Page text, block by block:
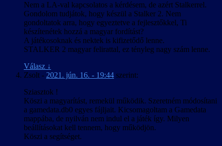
Nem a LA-val kapcsolatos a kérdésem, de azért Stalkerrel.
Gondolom tudjátok, hogy készül a Stalker 2. Nem
gondoltatok arra, hogy egyeztetve a fejlesztőkkel, Ti
készítenétek hozzá a magyar fordítást?
A játékosoknak és nektek is kifizetődő lenne.
STALKER 2 magyar felirattal, ez tényleg nagy szám lenne.
Válasz ↓
Zsolt - 2021. jún. 16. - 19:44 szerint:
Sziasztok !
Köszi a magyarítást, remekül működik. Szeretném módosítani
a gamedata.db0 egyes fájljait. Kicsomagoltam a Gamedata
mappába, de nyilván nem indul el a játék így. Milyen
beállításokat kell tennem, hogy működjön.
Köszi a segítséget.